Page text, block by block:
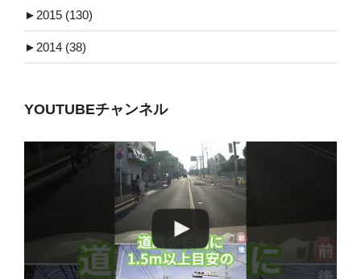
► 2015 (130)
► 2014 (38)
YOUTUBEチャンネル